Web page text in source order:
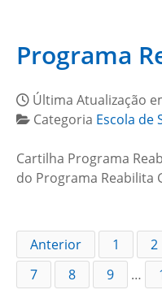
Programa
Última Atualização
Categoria Escola de
Cartilha Programa
do Programa Reabilita
Anterior 1 2
7
8 9 …